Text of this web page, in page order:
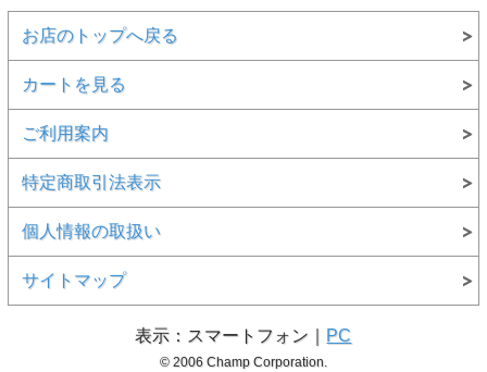
お店のトップへ戻る
カートを見る
ご利用案内
特定商取引法表示
個人情報の取扱い
サイトマップ
表示：スマートフォン｜ PC
© 2006 Champ Corporation.